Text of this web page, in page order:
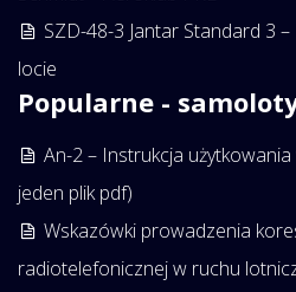
SZD-48-3 Jantar Standard 3
locie
Popularne -
An-2 – Instrukcja
jeden plik pdf)
Wskazówki prowadzenia
radiotelefonicznej w ruchu